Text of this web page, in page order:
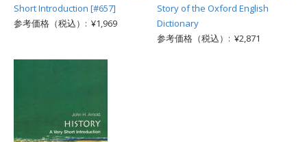
Short Introduction [#657]
参考価格（税込）: ¥1,969
Story of the Oxford English
Dictionary
参考価格（税込）: ¥2,871